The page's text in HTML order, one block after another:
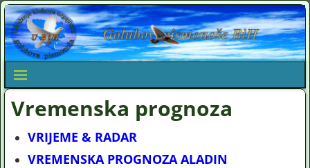
Vremenska prognoza
VRIJEME & RADAR
VREMENSKA PROGNOZA ALADIN